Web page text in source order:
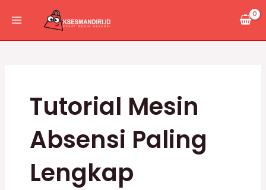
Tutorial Mesin
Absensi Paling
Lengkap